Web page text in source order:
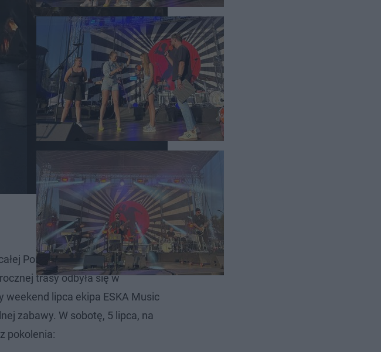
Polsce i zaprasza wszystkich
trasy odbyła się w
weekend lipca ekipa ESKA Music
zabawy. W sobotę, 5 lipca, na
pokolenia: